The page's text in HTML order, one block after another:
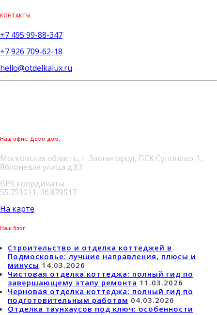
КОНТАКТЫ
+7 495 99-88-347
+7 926 709-62-18
hello@otdelkalux.ru
Наш офис. Демо-дом.
Московская область, г. Звенигород, ПСК Супонево-1,
Яблоневая улица д.83
GPS координаты:
55.751011, 36.879517
На карте
Наш блог
Строительство и отделка коттеджей в
Подмосковье: лучшие направления, плюсы и
минусы 14.03.2026
Чистовая отделка коттеджа: полный гид по
завершающему этапу ремонта 11.03.2026
Черновая отделка коттеджа: полный гид по
подготовительным работам 04.03.2026
Отделка таунхаусов под ключ: особенности